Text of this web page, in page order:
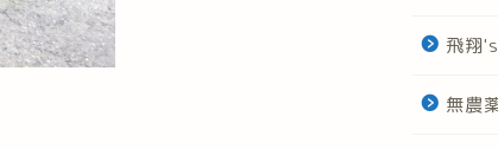
飛翔
無農